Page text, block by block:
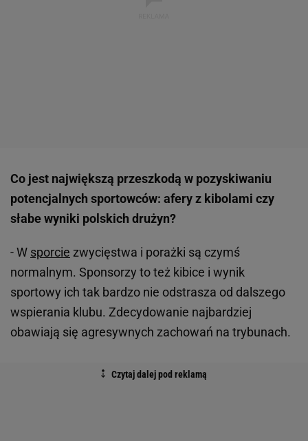
Co jest największą przeszkodą w pozyskiwaniu
potencjalnych sportowców: afery z kibolami czy
słabe wyniki polskich drużyn?
- W sporcie zwycięstwa i porażki są czymś
normalnym. Sponsorzy to też kibice i wynik
sportowy ich tak bardzo nie odstrasza od dalszego
wspierania klubu. Zdecydowanie najbardziej
obawiają się agresywnych zachowań na trybunach.